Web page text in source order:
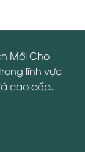
Mới Cho
lĩnh vực
cao cấp.